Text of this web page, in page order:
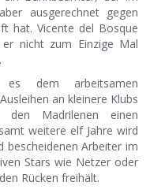
ausgerechnet gegen
hat. Vicente del Bosque
nicht zum Einzige Mal
dem arbeitsamen
an kleinere Klubs
Madrilenen einen
weitere elf Jahre wird
bescheidenen Arbeiter im
Stars wie Netzer oder
Rücken freihält.